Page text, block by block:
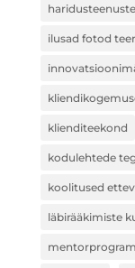
ilusad fotod
klienditeekond
kodulehtede
koolitused
läbirääkimiste